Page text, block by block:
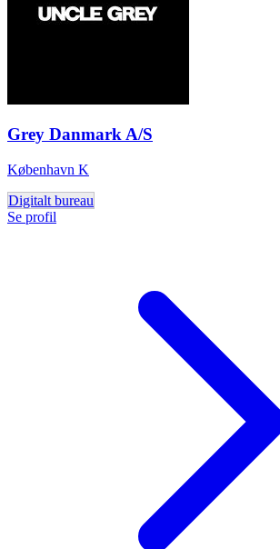
Grey Danmark A/S
København K
Digitalt bureau
Se profil